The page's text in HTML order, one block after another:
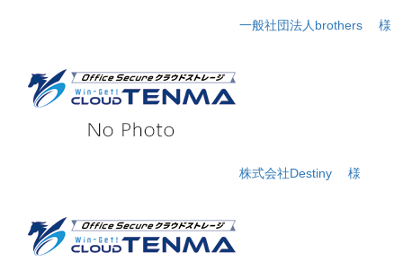
一般社団法人brothers 様
株式会社Destiny 様